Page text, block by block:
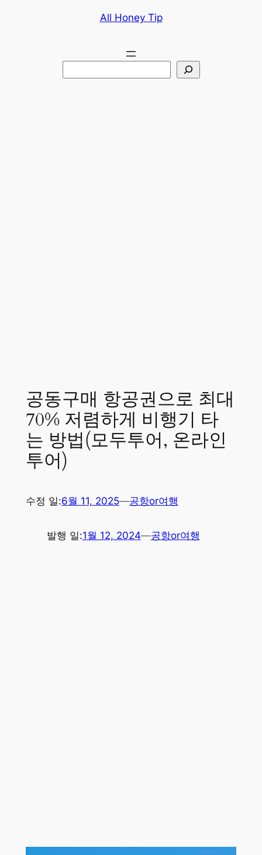
All Honey Tip
공동구매 항공권으로 최대
70% 저렴하게 비행기 타
는 방법(모두투어, 온라인
투어)
수정 일:6월 11, 2025—공항or여행
발행 일:1월 12, 2024—공항or여행